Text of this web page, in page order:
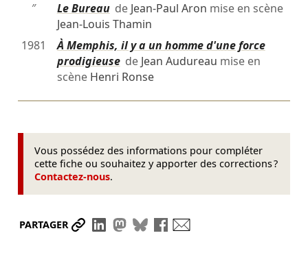
″
Le Bureaude Jean-Paul Aron mise en scène
Jean-Louis Thamin
1981
À Memphis, il y a un homme d'une force
prodigieusede Jean Audureau mise en
scène Henri Ronse
Vous possédez des informations pour compléter
cette fiche ou souhaitez y apporter des corrections ?
Contactez-nous.
PARTAGER Partager le lien
Partager sur LinkedIn
Partager sur Mastodon
Partager sur Bluesky
Partager sur Facebook